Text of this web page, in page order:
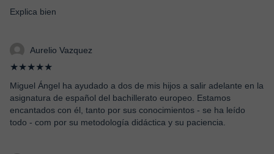
Explica bien
Aurelio Vazquez
★★★★★
Miguel Ángel ha ayudado a dos de mis hijos a salir adelante en la
asignatura de español del bachillerato europeo. Estamos
encantados con él, tanto por sus conocimientos - se ha leído
todo - com por su metodología didáctica y su paciencia.